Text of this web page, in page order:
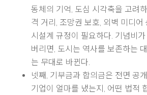
동체의 기억, 도심 시각축을 고려
격 거리, 조망권 보호, 외벽 미디어
시설계 규정이 필요하다. 기념비
버리면, 도시는 역사를 보존하는
는 무대로 바뀐다.
넷째, 기부금과 합의금은 전면 공
기업이 얼마를 냈는지, 어떤 법적